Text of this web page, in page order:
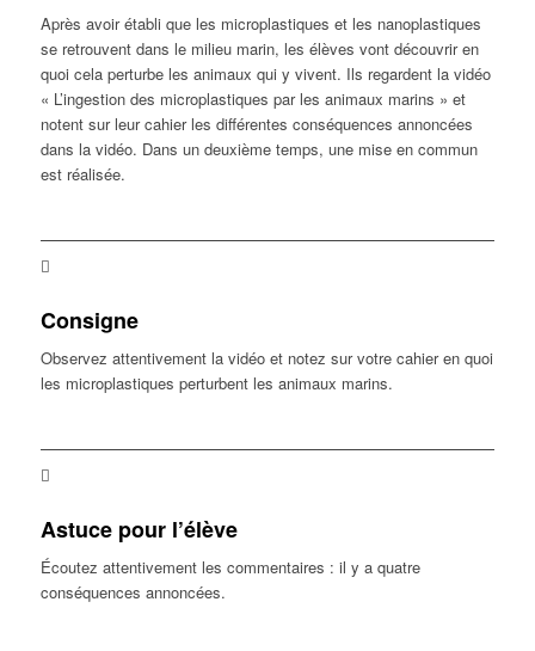
Après avoir établi que les microplastiques et les nanoplastiques
se retrouvent dans le milieu marin, les élèves vont découvrir en
quoi cela perturbe les animaux qui y vivent. Ils regardent la vidéo
« L’ingestion des microplastiques par les animaux marins » et
notent sur leur cahier les différentes conséquences annoncées
dans la vidéo. Dans un deuxième temps, une mise en commun
est réalisée.
Consigne
Observez attentivement la vidéo et notez sur votre cahier en quoi
les microplastiques perturbent les animaux marins.
Astuce pour l’élève
Écoutez attentivement les commentaires : il y a quatre
conséquences annoncées.